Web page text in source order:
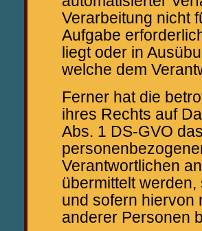
Verarbeitung nicht
Aufgabe
liegt oder in
welche dem
Ferner hat die
ihres Rechts auf
Abs. 1 DS-GVO
Verantwortlichen
übermittelt
und sofern hiervon
anderer Personen